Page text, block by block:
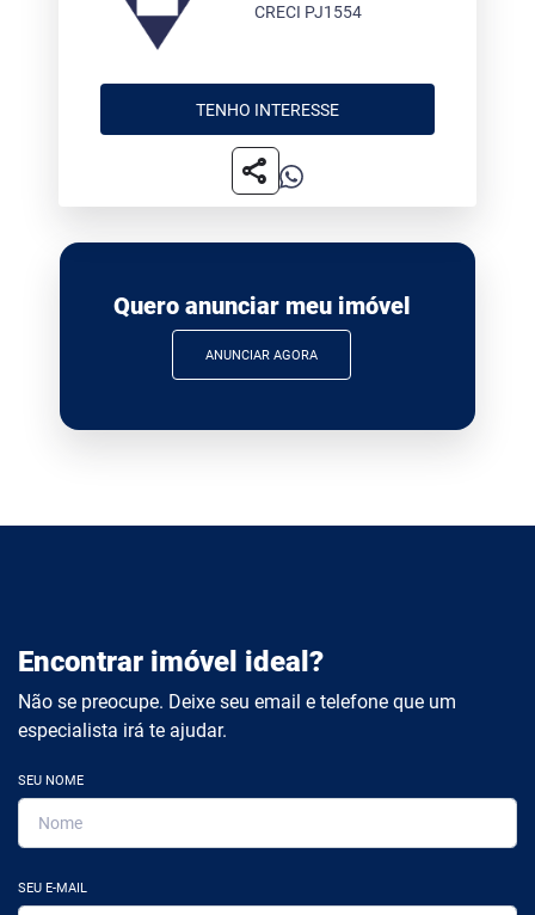
CRECI PJ1554
TENHO INTERESSE
share
Quero anunciar meu imóvel
ANUNCIAR AGORA
Encontrar imóvel ideal?
Não se preocupe. Deixe seu email e telefone que um
especialista irá te ajudar.
SEU NOME
SEU E-MAIL